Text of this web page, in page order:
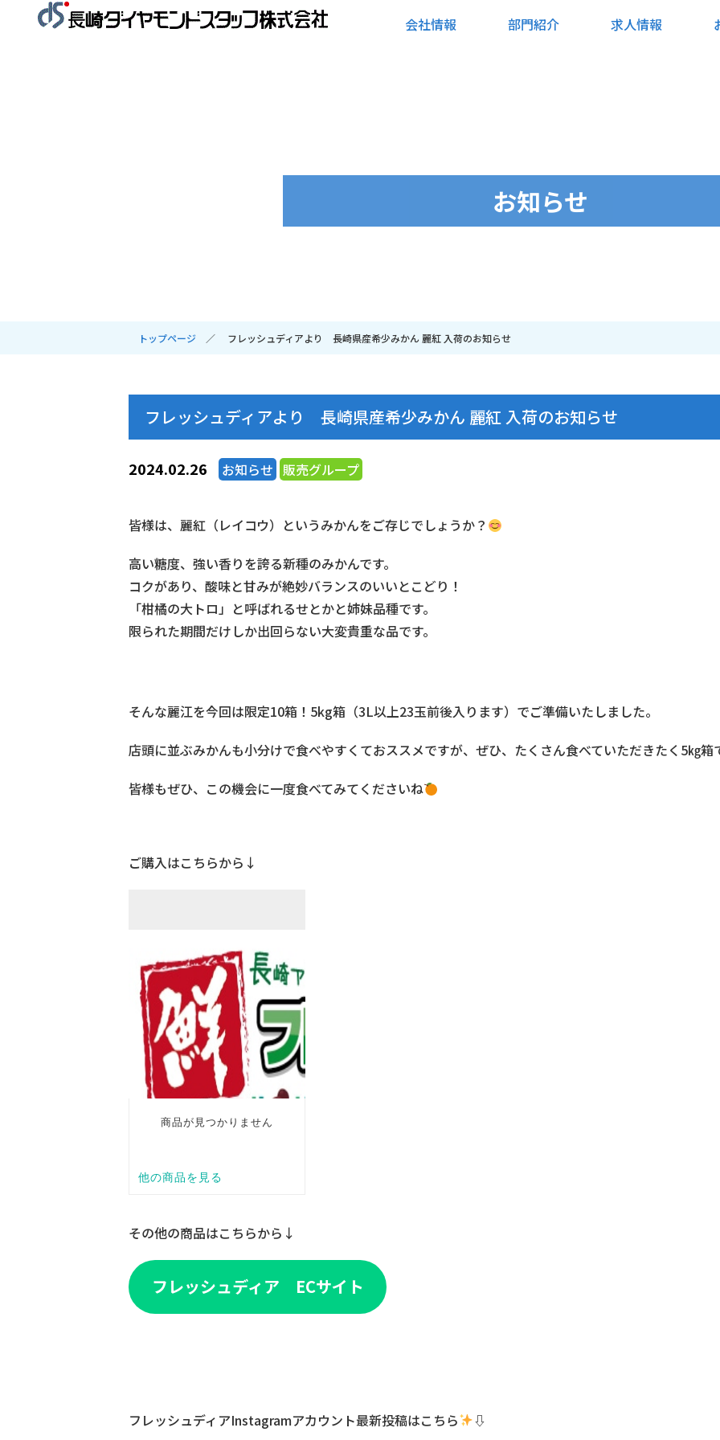
会社情報 部門紹介 求人情報
お知らせ
トップページ フレッシュディアより 長崎県産希少みかん 麗紅 入荷のお知らせ
フレッシュディアより 長崎県産希少みかん 麗紅 入荷のお知らせ
2024.02.26 お知らせ 販売グループ
皆様は、麗紅（レイコウ）というみかんをご存じでしょうか？
高い糖度、強い香りを誇る新種のみかんです。
コクがあり、酸味と甘みが絶妙バランスのいいとこどり！
「柑橘の大トロ」と呼ばれるせとかと姉妹品種です。
限られた期間だけしか出回らない大変貴重な品です。
そんな麗江を今回は限定10箱！5kg箱（3L以上23玉前後入ります）でご準備いたしました。
店頭に並ぶみかんも小分けで食べやすくておススメですが、ぜひ、たくさん食べていただきたく5㎏箱
皆様もぜひ、この機会に一度食べてみてくださいね
ご購入はこちらから↓
その他の商品はこちらから↓
フレッシュディア ECサイト
フレッシュディアInstagramアカウント最新投稿はこちら ⇩